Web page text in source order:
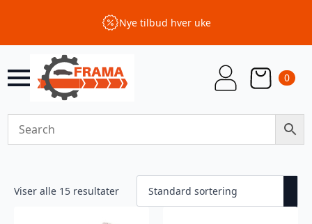
Nye tilbud hver uke
0
Viser alle 15 resultater